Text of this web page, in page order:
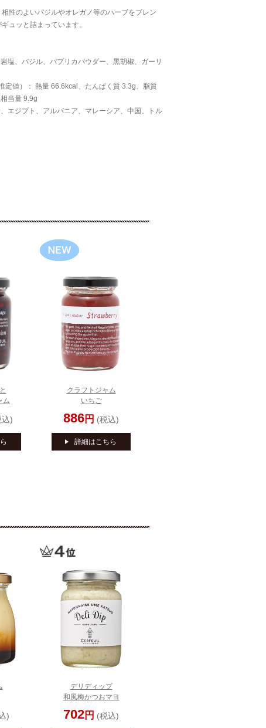
性のよいバジルやオレガノ等のハーブをブレン
ュッと詰まっています。
塩、バジル、パプリカパウダー、黒胡椒、ガーリ
定値）： 熱量 66.6kcal、たんぱく質 3.3g、脂質
当量 9.9g
エジプト、アルバニア、マレーシア、中国、トル